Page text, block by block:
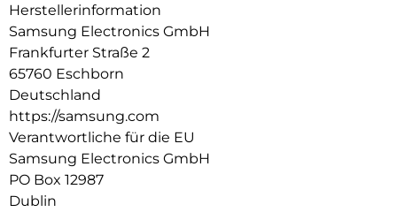
Herstellerinformation
Samsung Electronics GmbH
Frankfurter Straße 2
65760 Eschborn
Deutschland
https://samsung.com
Verantwortliche für die EU
Samsung Electronics GmbH
PO Box 12987
Dublin